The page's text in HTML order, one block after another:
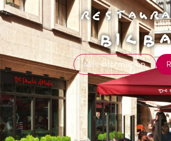
Más información